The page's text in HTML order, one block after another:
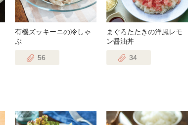
有機ズッキーニの冷しゃ
ぶ
56
まぐろたたきの洋風レモ
ン醤油丼
34